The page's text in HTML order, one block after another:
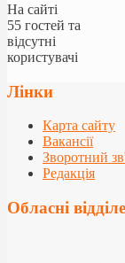
На сайті
55 гостей та
відсутні
користувачі
Лінки
Карта сайту
Вакансії
Зворотний
Редакція
Обласні